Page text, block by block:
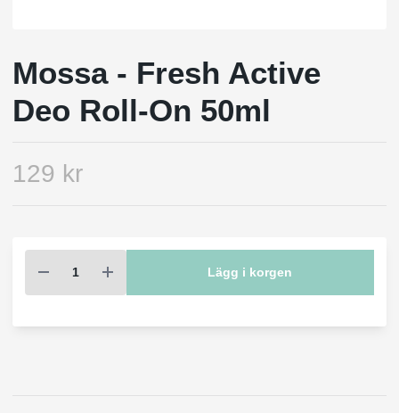
Mossa - Fresh Active
Deo Roll-On 50ml
129 kr
Lägg i korgen